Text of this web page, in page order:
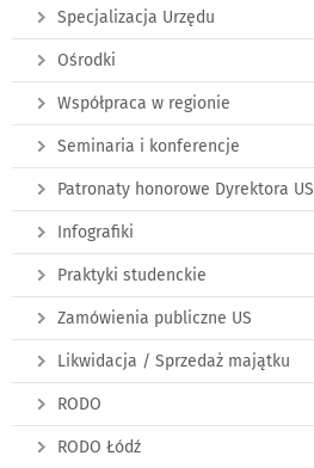
Specjalizacja Urzędu
Ośrodki
Współpraca w regionie
Seminaria i konferencje
Patronaty honorowe Dyrektora US
Infografiki
Praktyki studenckie
Zamówienia publiczne US
Likwidacja / Sprzedaż majątku
RODO
RODO Łódź